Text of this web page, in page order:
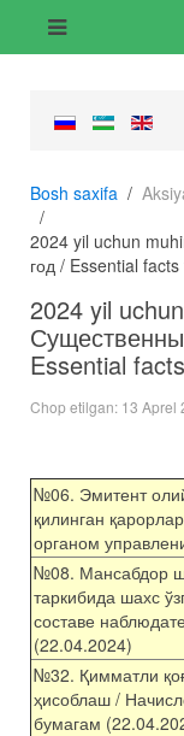
Bosh saxifa
2024 yil uchun
год / Essential
2024 yil
Essential
Chop etilgan: 13 Aprel
№06. Эмитент
қилинган
органом
№08. Мансабдор
таркибида шахс
составе
(22.04.2024)
№32. Қимматли
ҳисоблаш /
бумагам